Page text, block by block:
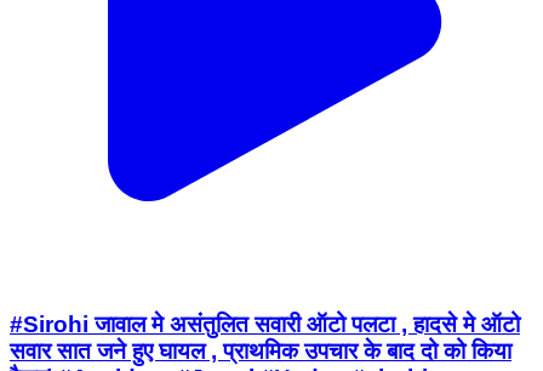
#Sirohi जावाल मे असंतुलित सवारी ऑटो पलटा , हादसे मे ऑटो
सवार सात जने हुए घायल , प्राथमिक उपचार के बाद दो को किया